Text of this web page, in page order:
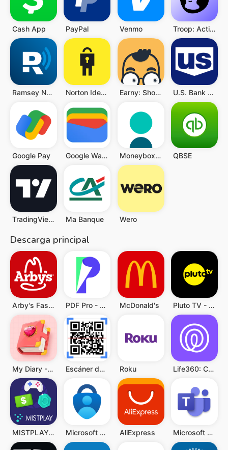
Cash App PayPal Venmo Troop: Activist Investing
Ramsey Network Norton Identity Earny: Shop & Get Money Back U.S. Bank Mobile Banking
Google Pay Google Wallet Moneybox - Save and Invest QBSE
TradingView - Bolsa de Valores Ma Banque Wero
Descarga principal
Arby's Fast Food Sandwiches PDF Pro - Reader & Maker McDonald's Pluto TV - Películas y Series
My Diary - Diary With Lock Escáner de QR y Código Barras Roku Life360: Compartir ubicación
MISTPLAY: Jugar para ganar Microsoft Authenticator AliExpress Microsoft Teams